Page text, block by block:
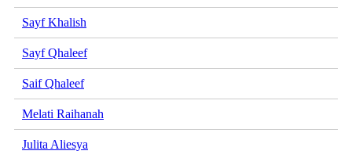
Sayf Khalish
Sayf Qhaleef
Saif Qhaleef
Melati Raihanah
Julita Aliesya